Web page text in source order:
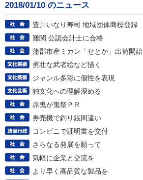
2018/01/10 のニュース
豊川いなり寿司 地域団体商標登録
難関 公認会計士に合格
蒲郡市産ミカン「せとか」出荷開始
勇壮な武者絵など描く
ジャンル多彩に個性を表現
独文化への理解深める
赤鬼が鬼祭ＰＲ
券売機で釣り銭間違い
コンビニで証明書を交付
さらなる発展を願って
気軽に企業と交流を
より早く高品質な製品を